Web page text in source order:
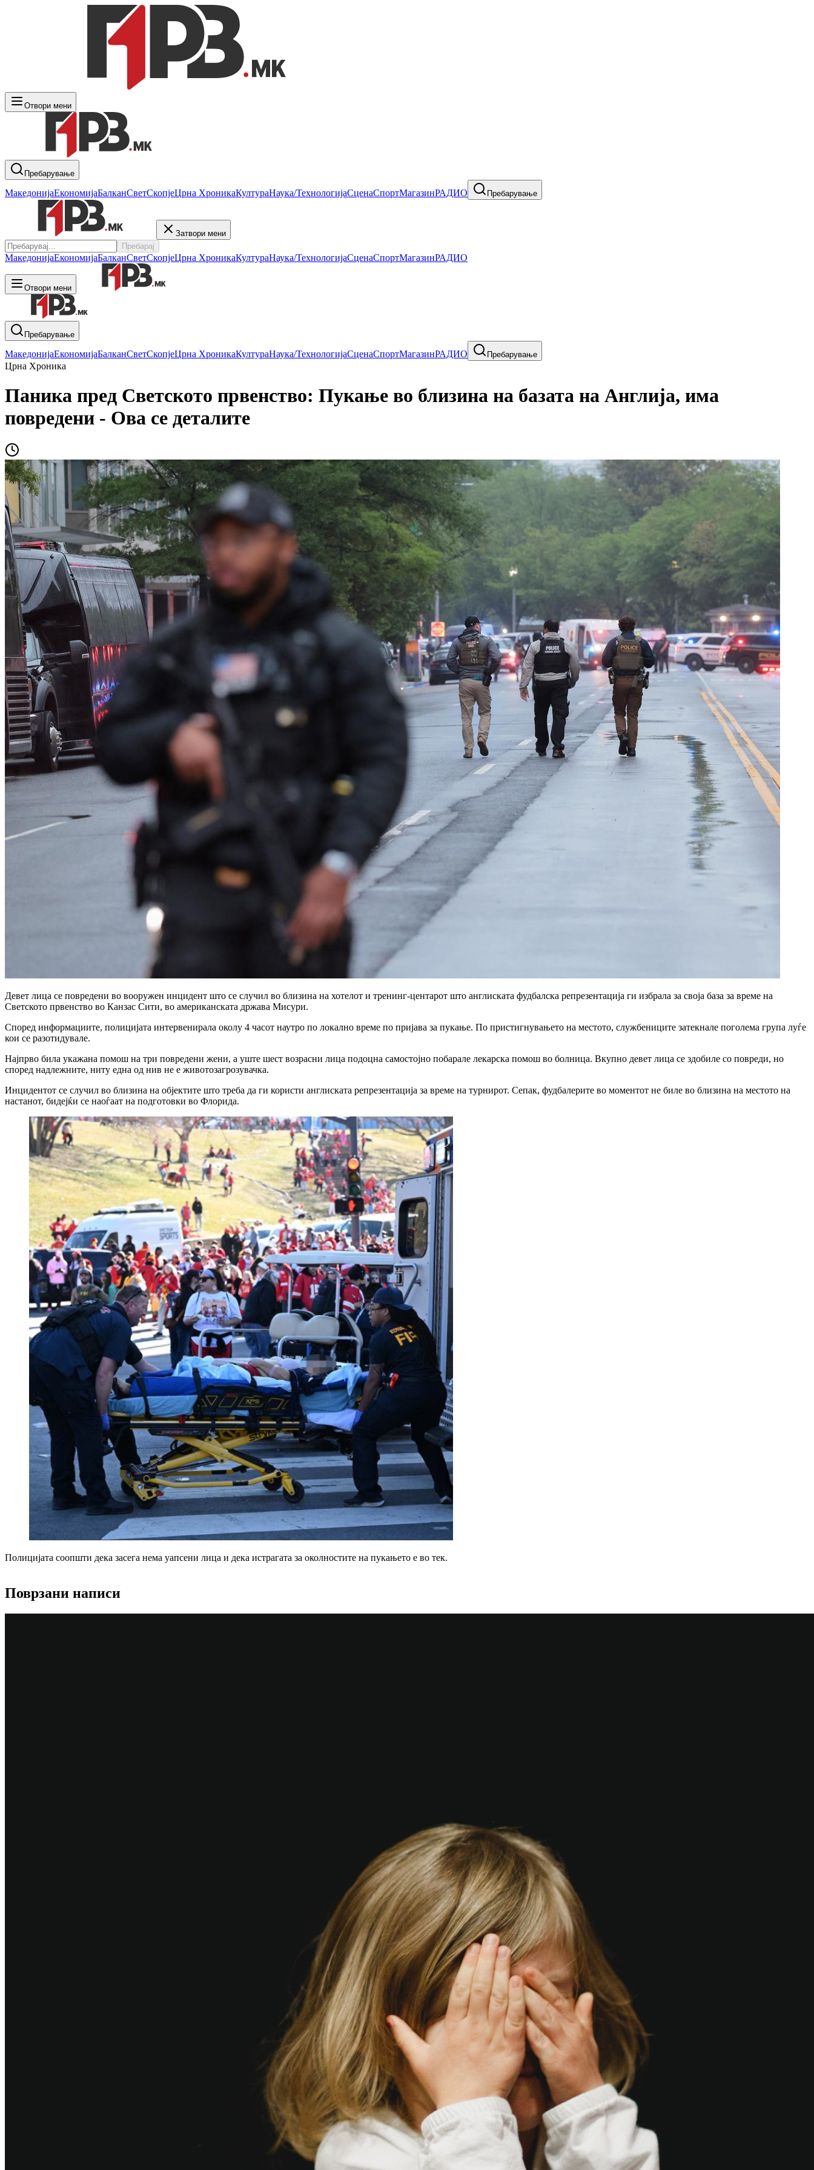
Отвори мени
Пребарување
МакедонијаЕкономијаБалканСветСкопјеЦрна ХроникаКултураНаука/ТехнологијаСценаСпортМагазинРАДИО Пребарување
Затвори мени
Пребарај
МакедонијаЕкономијаБалканСветСкопјеЦрна ХроникаКултураНаука/ТехнологијаСценаСпортМагазинРАДИО
Отвори мени
Пребарување
МакедонијаЕкономијаБалканСветСкопјеЦрна ХроникаКултураНаука/ТехнологијаСценаСпортМагазинРАДИО Пребарување
Црна Хроника
Паника пред Светското првенство: Пукање во близина на базата на Англија, има
повредени - Ова се деталите
Девет лица се повредени во вооружен инцидент што се случил во близина на хотелот и тренинг-центарот што англиската фудбалска репрезентација ги избрала за своја база за време на
Светското првенство во Канзас Сити, во американската држава Мисури.
Според информациите, полицијата интервенирала околу 4 часот наутро по локално време по пријава за пукање. По пристигнувањето на местото, службениците затекнале поголема група луѓе
кои се разотидувале.
Најпрво била укажана помош на три повредени жени, а уште шест возрасни лица подоцна самостојно побарале лекарска помош во болница. Вкупно девет лица се здобиле со повреди, но
според надлежните, ниту една од нив не е животозагрозувачка.
Инцидентот се случил во близина на објектите што треба да ги користи англиската репрезентација за време на турнирот. Сепак, фудбалерите во моментот не биле во близина на местото на
настанот, бидејќи се наоѓаат на подготовки во Флорида.
Полицијата соопшти дека засега нема уапсени лица и дека истрагата за околностите на пукањето е во тек.
Поврзани написи